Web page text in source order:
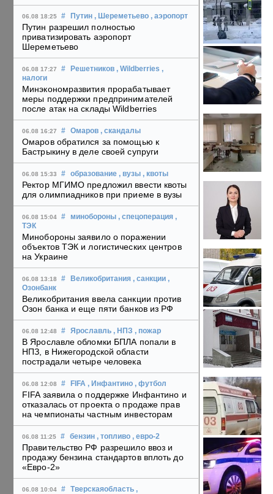
06.08 18:25 # Путин , Шереметьево , аэропорт
Путин разрешил полностью
приватизировать аэропорт
Шереметьево
06.08 17:27 # Решетников , Wildberries ,
налоги
Минэкономразвития прорабатывает
меры поддержки предпринимателей
после атак на склады Wildberries
06.08 16:27 # Омаров , скандалы
Омаров обратился за помощью к
Бастрыкину в деле своей супруги
06.08 15:33 # образование , вузы , квоты
Ректор МГИМО предложил ввести квоты
для олимпиадников при приеме в вузы
06.08 15:04 # минобороны , спецоперация ,
ТЭК
Минобороны заявило о поражении
объектов ТЭК и логистических центров
на Украине
06.08 13:18 # Великобритания , санкции ,
Озонбанк
Великобритания ввела санкции против
Озон банка и еще пяти банков из РФ
06.08 12:48 # Ярославль , НПЗ , пожар
В Ярославле обломки БПЛА попали в
НПЗ, в Нижегородской области
пострадали четыре человека
06.08 12:08 # FIFA , Инфантино , футбол
FIFA заявила о поддержке Инфантино и
отказалась от проекта о продаже прав
на чемпионаты частным инвесторам
06.08 11:25 # бензин , топливо , евро-2
Правительство РФ разрешило ввоз и
продажу бензина стандартов вплоть до
«Евро-2»
06.08 10:04 # Тверскаяобласть ,